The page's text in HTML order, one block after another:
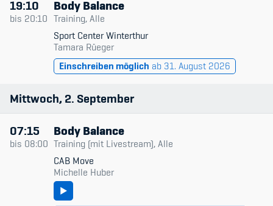
19:10
bis 20:10
Body Balance
Training, Alle
Sport Center Winterthur
Tamara Rüeger
Einschreiben möglich ab 31. August 2026
Mittwoch 2 September
07:15
bis 08:00
Body Balance
Training (mit Livestream), Alle
CAB Move
Michelle Huber